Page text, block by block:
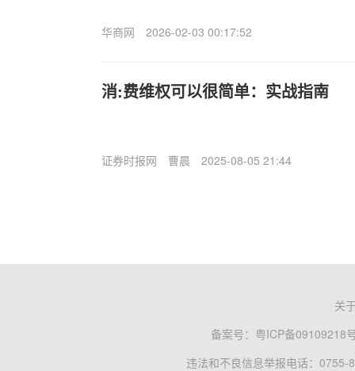
华商网 2026-02-03 00:17:52
消:费维权可以很简单：实战指南
证券时报网 曹晨 2025-08-05 21:44
关
备案号： 粤ICP备09109218
违法和不良信息举报电话：0755-